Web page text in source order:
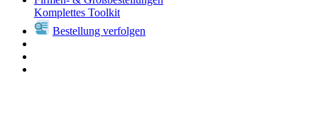
Komplettes Toolkit
Bestellung verfolgen